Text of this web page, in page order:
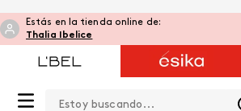
Estás en la tienda online de:
Thalia Ibelice